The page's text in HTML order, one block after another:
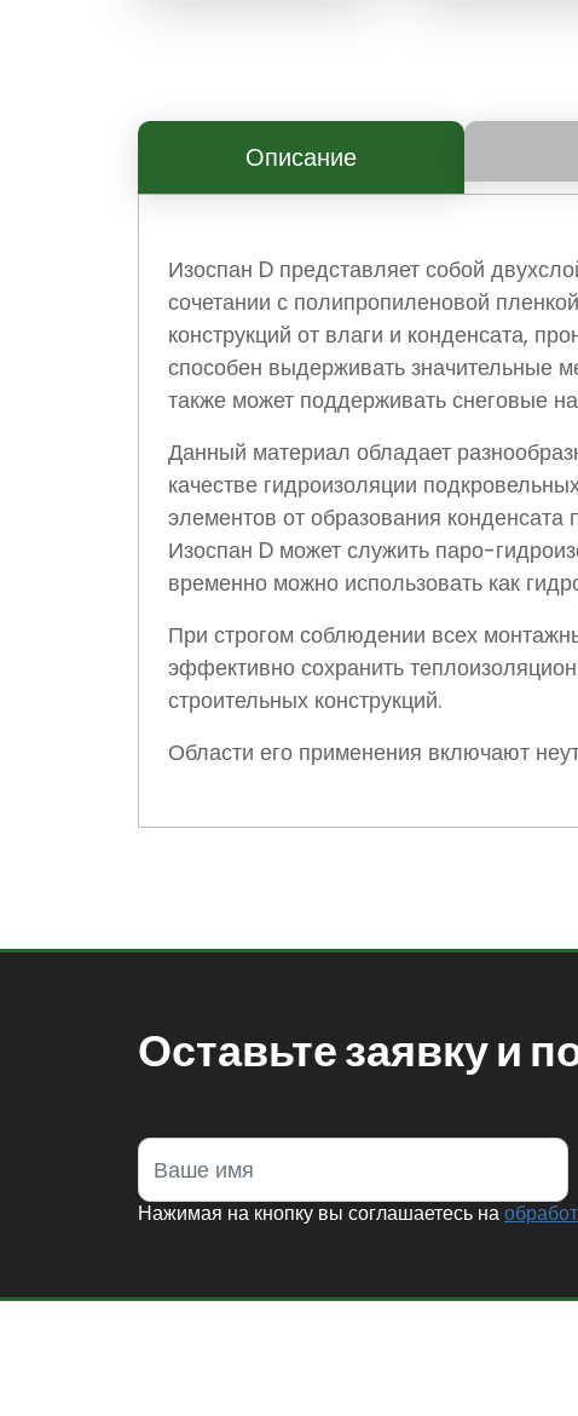
Описание
Изоспан D представляет собой
сочетании с полипропиленовой
конструкций от влаги и конденсата,
способен выдерживать значительные
также может поддерживать снеговые
Данный материал обладает
качестве гидроизоляции
элементов от образования
Изоспан D может служить паро-
временно можно использовать как
При строгом соблюдении всех
эффективно сохранить
строительных конструкций.
Области его применения включают
Оставьте заявку и
Нажимая на кнопку вы соглашаетесь на